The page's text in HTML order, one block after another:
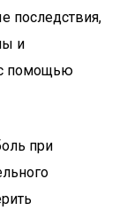
последствия,
и
с помощью
при